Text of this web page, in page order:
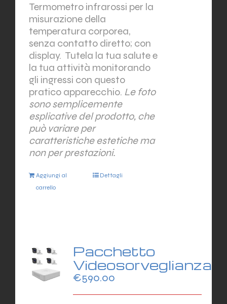
Termometro infrarossi per la
misurazione della
temperatura corporea,
senza contatto diretto; con
display. Tutela la tua salute e
la tua attività monitorando
gli ingressi con questo
pratico apparecchio. Le foto
sono semplicemente
esplicative del prodotto, che
può variare per
caratteristiche estetiche ma
non per prestazioni.
Aggiungi al
carrello
Dettagli
Pacchetto
Videosorveglianza
€590.00